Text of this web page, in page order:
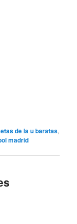
de la u baratas,
madrid